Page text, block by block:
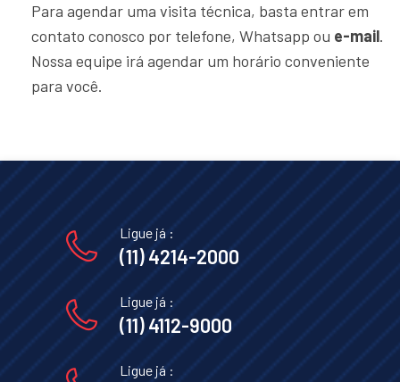
Para agendar uma visita técnica, basta entrar em
contato conosco por telefone, Whatsapp ou e-mail.
Nossa equipe irá agendar um horário conveniente
para você.
Ligue já :
(11) 4214-2000
Ligue já :
(11) 4112-9000
Ligue já :